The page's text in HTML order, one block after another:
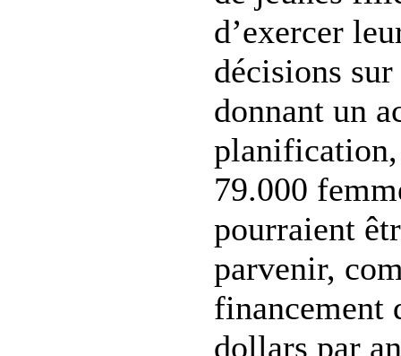
d’exercer
décisions
donnant un
79.000
pourraient
parvenir,
financement
dollars par